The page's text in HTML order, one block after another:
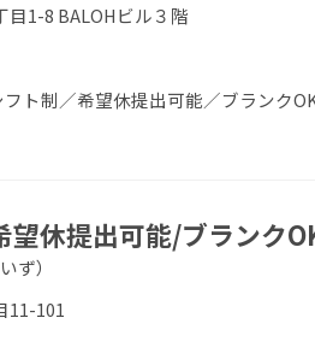
目1-8 BALOHビル３階
ト制／希望休提出可能／ブランク
休提出可能/ブランク
ず）
11-101